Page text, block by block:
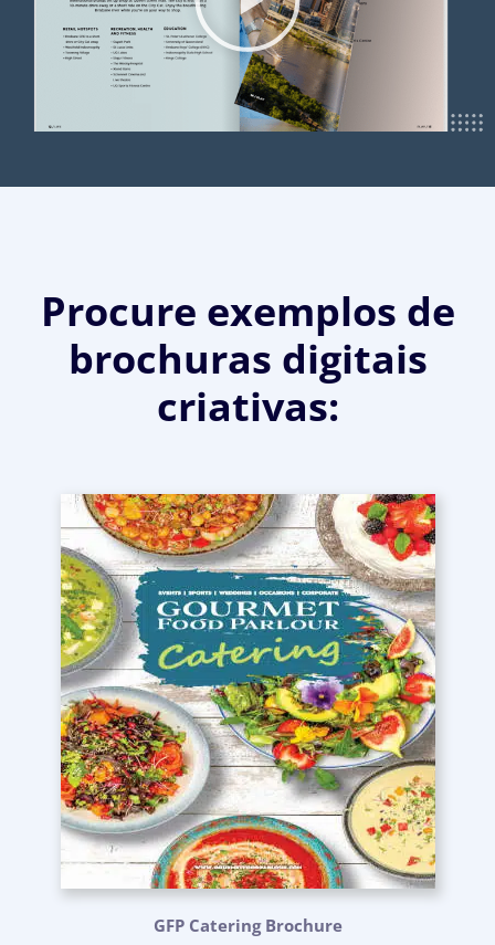
Procure exemplos de
brochuras digitais
criativas:
GFP Catering Brochure